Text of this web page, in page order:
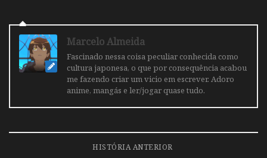
Marcelo Almeida
Fascinado nessa coisa peculiar conhecida como
cultura japonesa, o que por consequência acabou
me fazendo criar um vicio em escrever. Adoro
anime, mangás e ler/jogar quase tudo.
HISTÓRIA ANTERIOR